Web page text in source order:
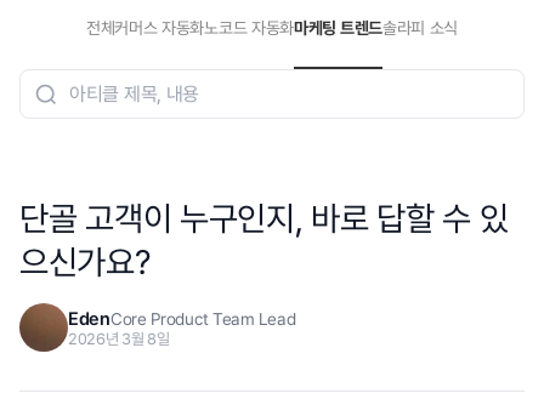
전체커머스 자동화노코드 자동화마케팅 트렌드솔라피 소식
단골 고객이 누구인지, 바로 답할 수 있
으신가요?
EdenCore Product Team Lead
2026년 3월 8일